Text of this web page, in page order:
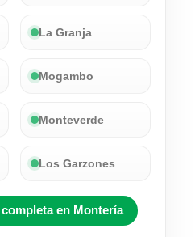
La Granja
Mogambo
Monteverde
Los Garzones
en Montería